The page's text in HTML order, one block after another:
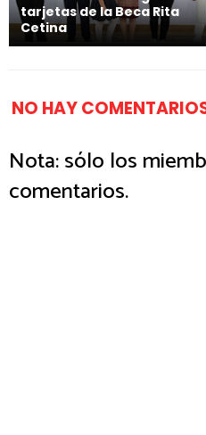
tarjetas de la Beca Rita
Cetina
NO HAY
Nota: sólo los
comentarios.